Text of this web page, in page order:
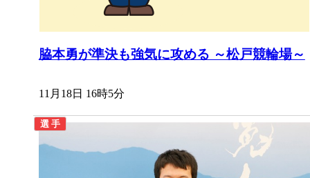
脇本勇が準決も強気に攻める ～松戸競輪場～
11月18日 16時5分